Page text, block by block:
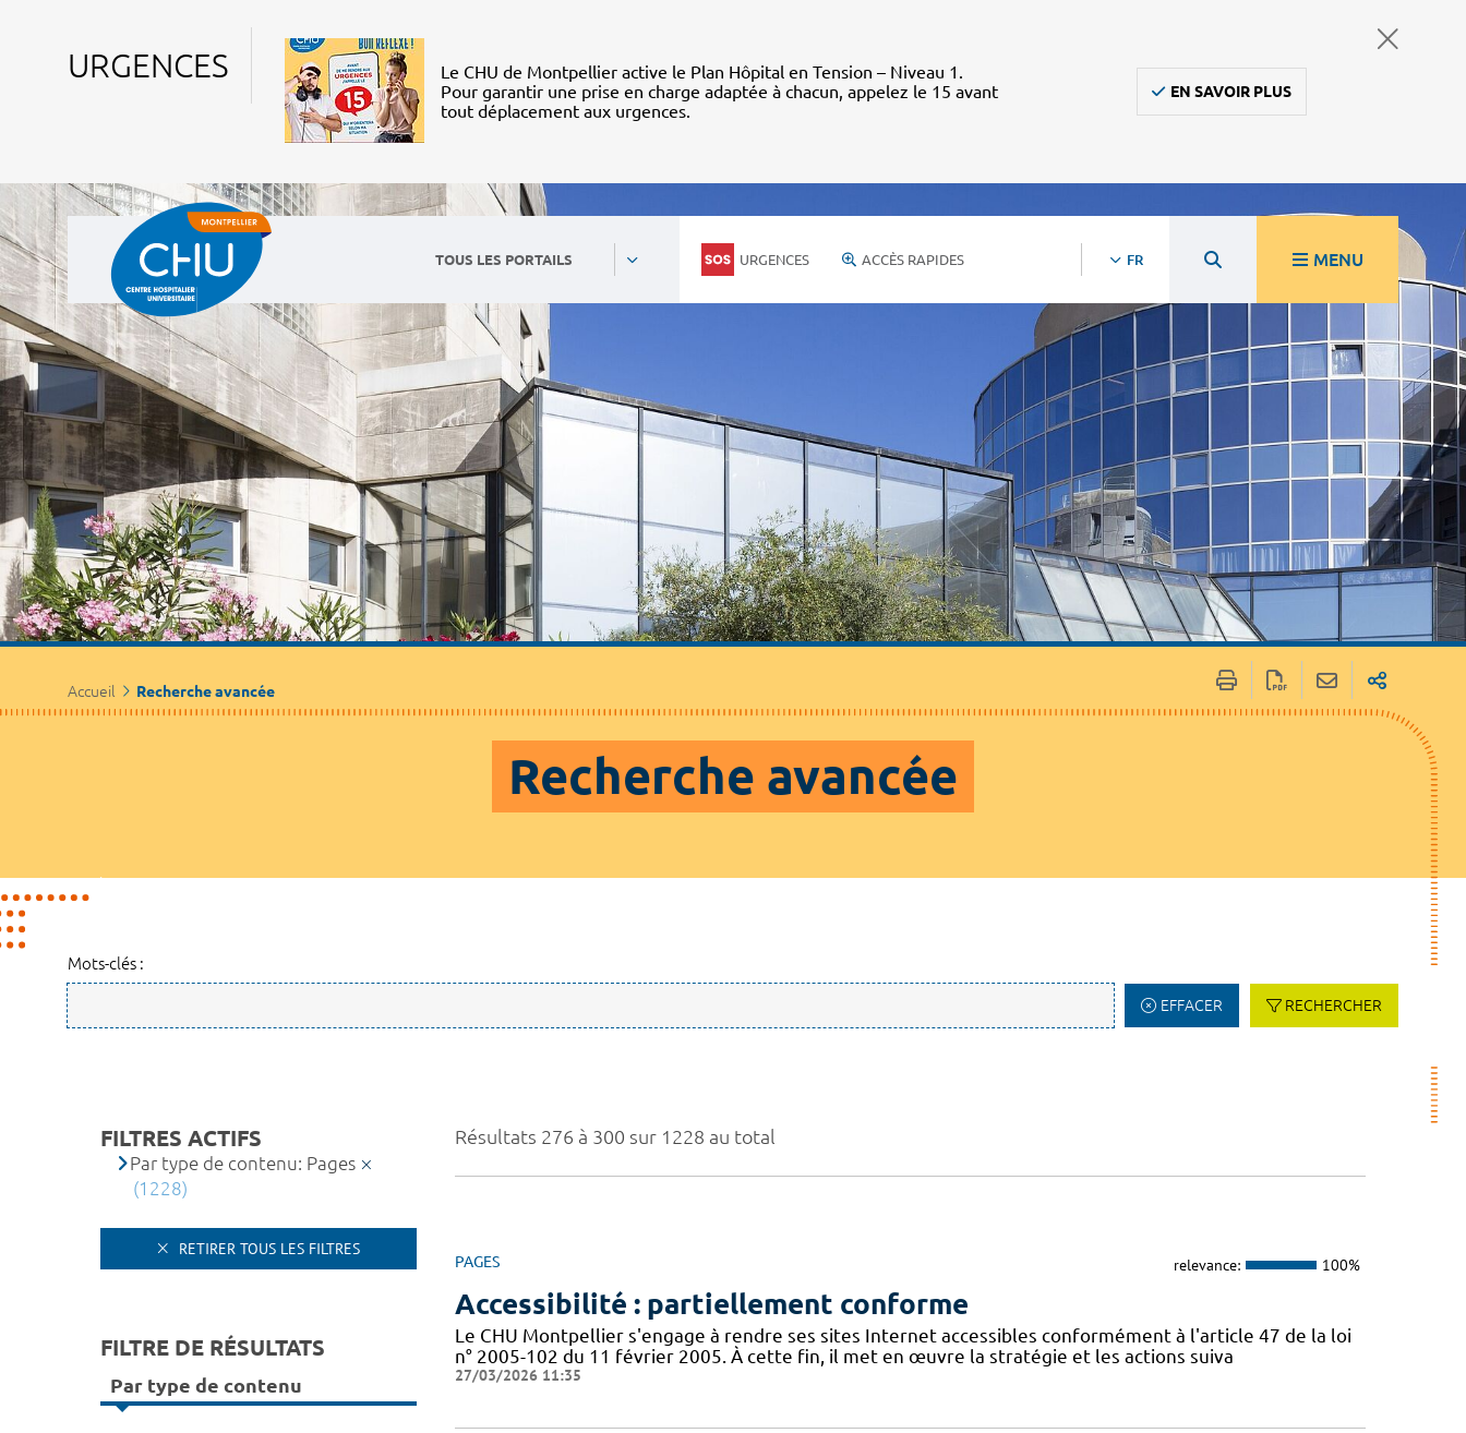
URGENCES
Le CHU de Montpellier active le Plan Hôpital en Tension – Niveau 1.
Pour garantir une prise en charge adaptée à chacun, appelez le 15 avant
tout déplacement aux urgences.
EN SAVOIR PLUS
TOUS LES PORTAILS URGENCES ACCÈS RAPIDES FR MENU
Accueil Recherche avancée
Recherche avancée
Mots-clés :
EFFACER RECHERCHER
Résultats 276 à 300 sur 1228 au total
PAGES relevance: 100%
Accessibilité : partiellement conforme
Le CHU Montpellier s'engage à rendre ses sites Internet accessibles conformément à l'article 47 de la loi
n° 2005-102 du 11 février 2005. À cette fin, il met en œuvre la stratégie et les actions suiva
27/03/2026 11:35
FILTRES ACTIFS
Par type de contenu: Pages
(1228)
RETIRER TOUS LES FILTRES
FILTRE DE RÉSULTATS
Par type de contenu